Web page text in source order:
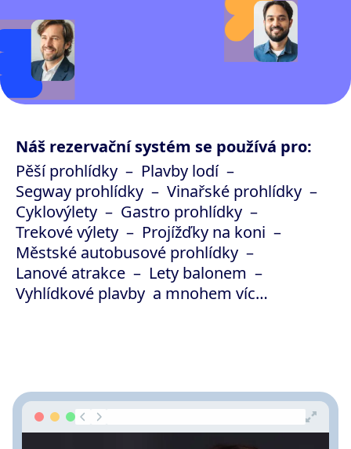
Náš rezervační systém se používá pro:
Pěší prohlídky
Plavby lodí
Segway prohlídky
Vinařské prohlídky
Cyklovýlety
Gastro prohlídky
Trekové výlety
Projížďky na koni
Městské autobusové prohlídky
Lanové atrakce
Lety balonem
Vyhlídkové plavby a mnohem víc…